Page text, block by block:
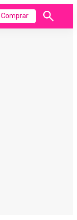
Comprar
Mostrar